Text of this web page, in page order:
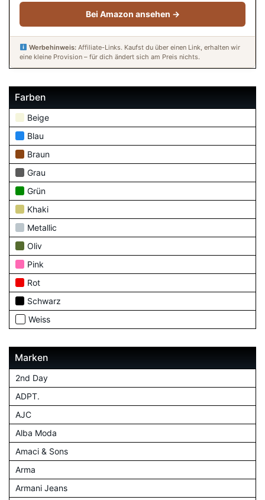
Bei Amazon ansehen →
Werbehinweis:Affiliate-Links. Kaufst du über einen Link, erhalten wir
eine kleine Provision – für dich ändert sich am Preis nichts.
Farben
Beige
Blau
Braun
Grau
Grün
Khaki
Metallic
Oliv
Pink
Rot
Schwarz
Weiss
Marken
2nd Day
ADPT.
AJC
Alba Moda
Amaci & Sons
Arma
Armani Jeans